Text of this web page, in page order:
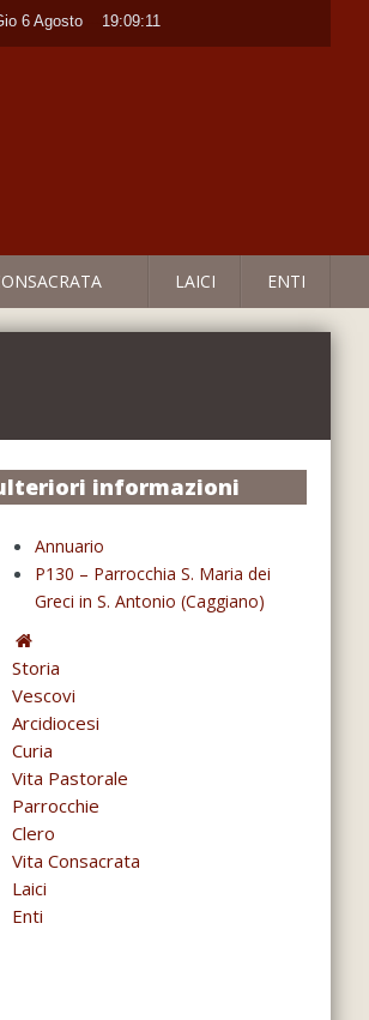
6 Agosto 19:09:11
LAICI ENTI
informazioni
Annuario
P130 – Parrocchia S. Maria dei
Greci in S. Antonio (Caggiano)
Storia
Vescovi
Arcidiocesi
Curia
Vita Pastorale
Parrocchie
Clero
Vita Consacrata
Laici
Enti